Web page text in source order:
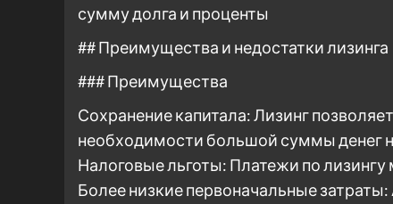
сумму долга и проценты
## Преимущества и недостатки лизинга
### Преимущества
Сохранение капитала: Лизинг
необходимости большой суммы денег
Налоговые льготы: Платежи по
Более низкие первоначальные